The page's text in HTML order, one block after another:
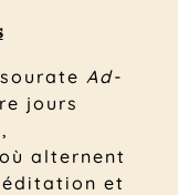
Ad-
jours
alternent
et